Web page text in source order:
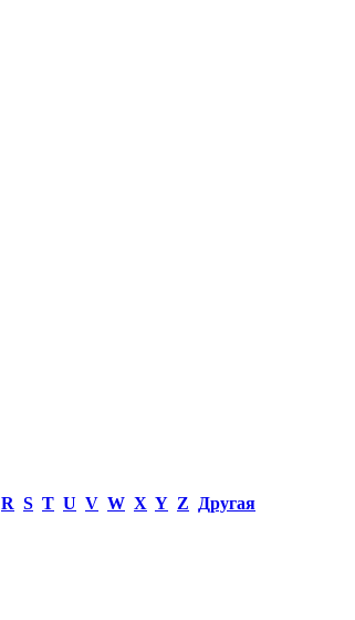
R S T U V W X Y Z
Другая